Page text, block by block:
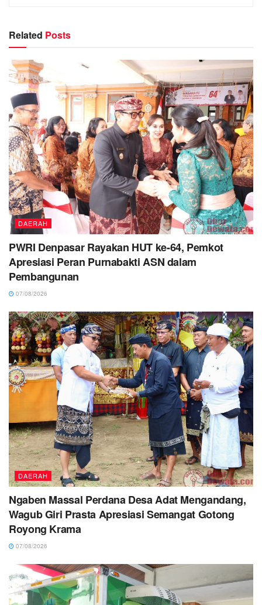
Related Posts
DAERAH
PWRI Denpasar Rayakan HUT ke-64, Pemkot
Apresiasi Peran Purnabakti ASN dalam
Pembangunan
07/08/2026
DAERAH
Ngaben Massal Perdana Desa Adat Mengandang,
Wagub Giri Prasta Apresiasi Semangat Gotong
Royong Krama
07/08/2026